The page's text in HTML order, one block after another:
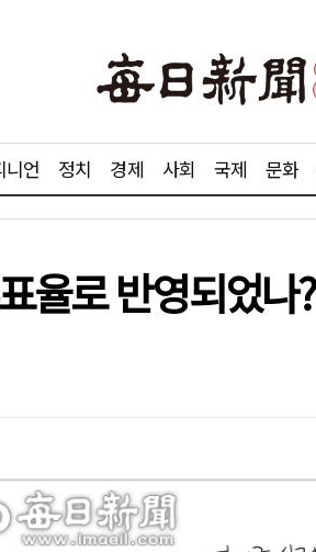
니언 정치 경제 사회 국제 문화
율로 반영되었나?